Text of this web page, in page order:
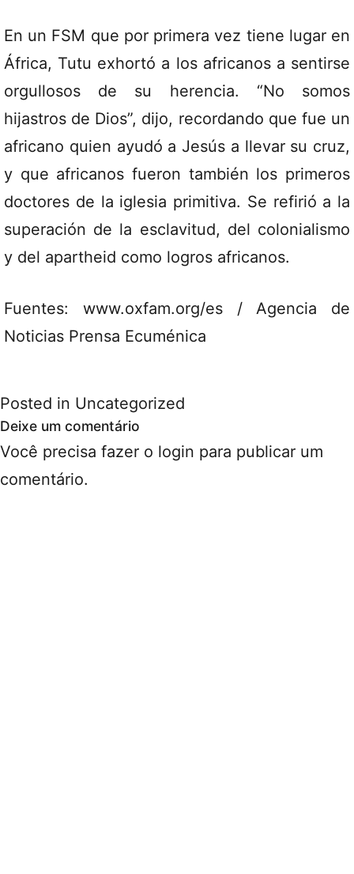
En un FSM que por primera vez tiene lugar en
África, Tutu exhortó a los africanos a sentirse
orgullosos de su herencia. “No somos
hijastros de Dios”, dijo, recordando que fue un
africano quien ayudó a Jesús a llevar su cruz,
y que africanos fueron también los primeros
doctores de la iglesia primitiva. Se refirió a la
superación de la esclavitud, del colonialismo
y del apartheid como logros africanos.
Fuentes: www.oxfam.org/es / Agencia de
Noticias Prensa Ecuménica
Posted in Uncategorized
Deixe um comentário
Você precisa fazer o login para publicar um
comentário.